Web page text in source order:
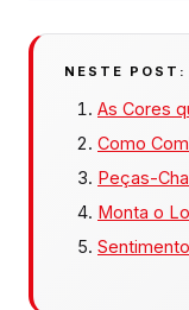
NESTE POST:
As Cores
Como
Peças-
Monta o